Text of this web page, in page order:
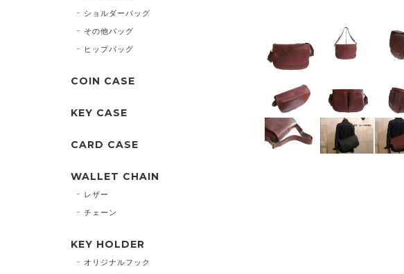
ショルダーバッグ
その他バッグ
ヒップバッグ
COIN CASE
KEY CASE
CARD CASE
WALLET CHAIN
レザー
チェーン
KEY HOLDER
オリジナルフック